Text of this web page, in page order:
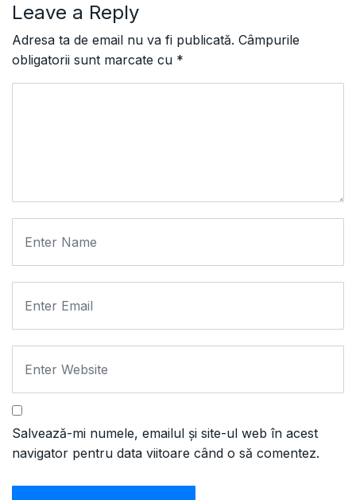
Leave a Reply
Adresa ta de email nu va fi publicată. Câmpurile
obligatorii sunt marcate cu *
Salvează-mi numele, emailul și site-ul web în acest
navigator pentru data viitoare când o să comentez.